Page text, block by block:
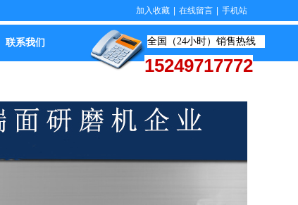
15249717772
全国（24小时）销售热线
联系我们
加入收藏 在线留言 手机站